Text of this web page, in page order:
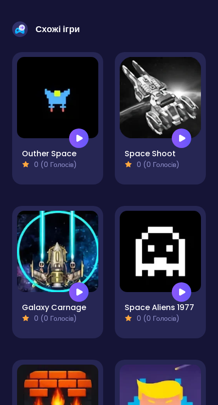
Схожі ігри
Outher Space
0 (0 Голосів)
Space Shoot
0 (0 Голосів)
Galaxy Carnage
0 (0 Голосів)
Space Aliens 1977
0 (0 Голосів)